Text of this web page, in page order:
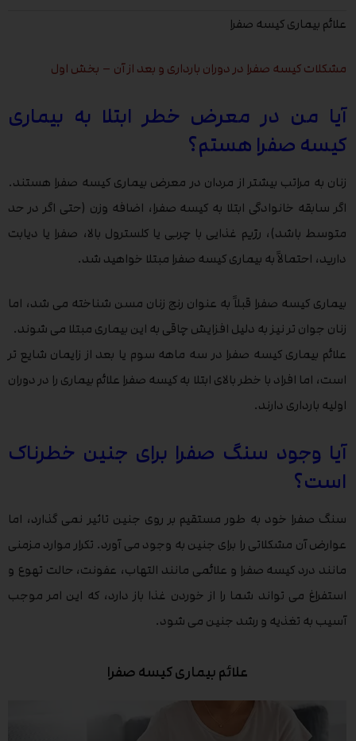
علائم بیماری کیسه صفرا
مشکلات کیسه صفرا در دوران بارداری و بعد از آن – بخش اول
آیا من در معرض خطر ابتلا به بیماری
کیسه صفرا هستم؟
زنان به مراتب بیشتر از مردان در معرض بیماری کیسه صفرا هستند.
اگر سابقه خانوادگی ابتلا به کیسه صفرا، اضافه وزن (حتی اگر در حد
متوسط باشد)، رژیم غذایی با چربی یا کلسترول بالا، صفرا یا دیابت
دارید، احتمالاً به بیماری کیسه صفرا مبتلا خواهید شد.
بیماری کیسه صفرا قبلاً به عنوان رنج زنان مسن شناخته می شد، اما
زنان جوان تر نیز به دلیل افزایش چاقی به این بیماری مبتلا می شوند.
علائم بیماری کیسه صفرا در سه ماهه سوم یا بعد از زایمان شایع تر
است، اما افراد با خطر بالای ابتلا به کیسه صفرا علائم بیماری را در دوران
اولیه بارداری دارند.
آیا وجود سنگ صفرا برای جنین خطرناک
است؟
سنگ صفرا خود به طور مستقیم بر روی جنین تاثیر نمی گذارد، اما
عوارض آن مشکلاتی را برای جنین به وجود می آورد. تکرار موارد مزمنی
مانند درد کیسه صفرا و علائمی مانند التهاب، عفونت، حالت تهوع و
استفراغ می تواند شما را از خوردن غذا باز دارد، که این امر موجب
آسیب به تغذیه و رشد جنین می شود.
علائم بیماری کیسه صفرا